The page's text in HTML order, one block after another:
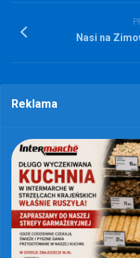
Nasi na
Reklama